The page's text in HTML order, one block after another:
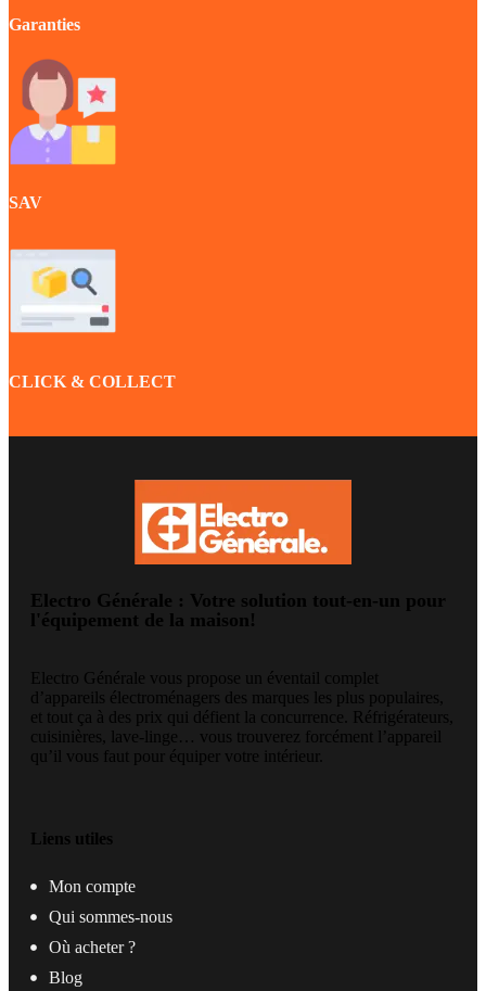
Garanties
SAV
CLICK & COLLECT
Electro Générale : Votre solution tout-en-un pour
l'équipement de la maison!
Electro Générale vous propose un éventail complet
d’appareils électroménagers des marques les plus populaires,
et tout ça à des prix qui défient la concurrence. Réfrigérateurs,
cuisinières, lave-linge… vous trouverez forcément l’appareil
qu’il vous faut pour équiper votre intérieur.
Liens utiles
Mon compte
Qui sommes-nous
Où acheter ?
Blog